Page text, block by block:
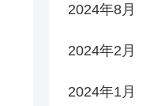
2024年8月
2024年2月
2024年1月